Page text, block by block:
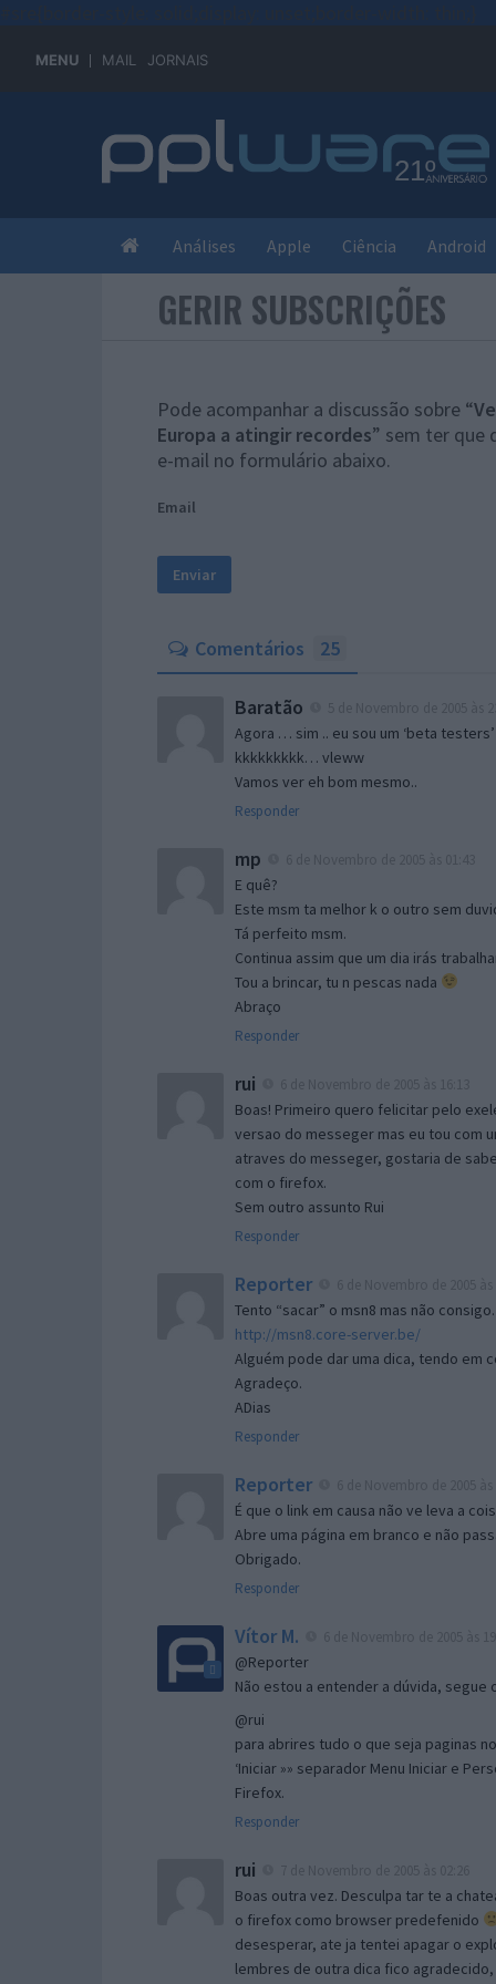
MENU MAIL JORNAIS
Análises Apple Ciência Android
GERIR SUBSCRIÇÕES
Pode acompanhar a discussão sobre “
Europa a atingir recordes” sem ter que
e-mail no formulário abaixo.
Email
Comentários 25
Baratão
Agora … sim .. eu sou um ‘beta testers’
kkkkkkkkk… vleww
Vamos ver eh bom mesmo..
Responder
mp
E quê?
Este msm ta melhor k o outro sem
Tá perfeito msm.
Continua assim que um dia irás
Tou a brincar, tu n pescas nada
Abraço
Responder
rui
Boas! Primeiro quero felicitar pelo
versao do messeger mas eu tou com
atraves do messeger, gostaria de
com o firefox.
Sem outro assunto Rui
Responder
Reporter
Tento “sacar” o msn8 mas não
http://msn8.core-server.be/
Alguém pode dar uma dica, tendo em
Agradeço.
ADias
Responder
Reporter
É que o link em causa não ve leva a
Abre uma página em branco e não
Obrigado.
Responder
Vítor M.
@Reporter
Não estou a entender a dúvida,
@rui
para abrires tudo o que seja paginas
‘Iniciar »» separador Menu Iniciar e
Firefox.
Responder
rui
Boas outra vez. Desculpa tar te a
o firefox como browser predefenido
desesperar, ate ja tentei apagar o
lembres de outra dica fico